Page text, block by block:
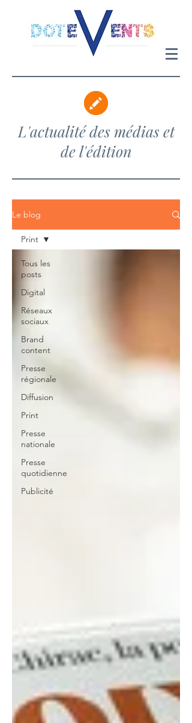
Le blog
Tous les
posts
Digital
Réseaux
sociaux
Brand
content
Presse
régionale
Diffusion
Print
Presse
nationale
Presse
quotidienne
Publicité
Print
L'actualité des médias et
de l'édition